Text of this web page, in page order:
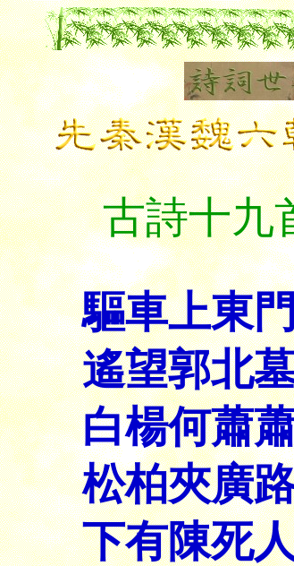
古詩十九
驅車上東
遙望郭北
白楊何蕭
松柏夾廣
下有陳死